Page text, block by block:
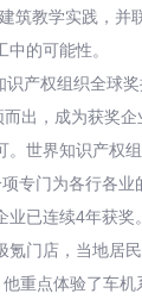
筑教学实践，并
的可能性。
产权组织全球
出，成为获奖企
。世界知识产权
专门为各行各业
已连续4年获奖。
氪门店，当地居
重点体验了车机